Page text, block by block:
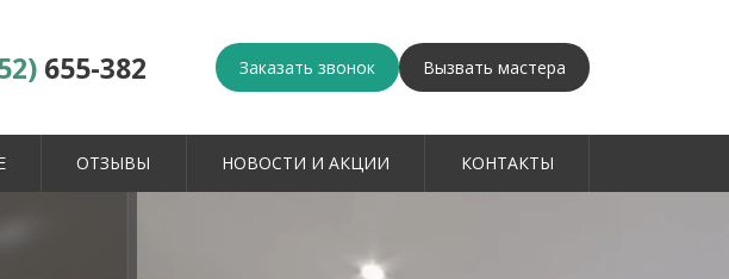
655-382 Заказать звонок Вызвать мастера
ОТЗЫВЫ НОВОСТИ И АКЦИИ КОНТАКТЫ